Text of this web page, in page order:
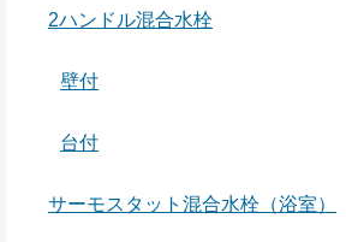
2ハンドル混合水栓
壁付
台付
サーモスタット混合水栓（浴室）